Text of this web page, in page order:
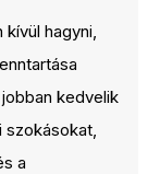
hagyni,
kedvelik
a